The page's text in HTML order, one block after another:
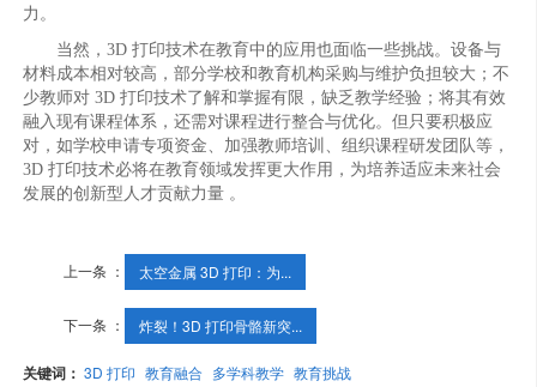
力。
当然，3D 打印技术在教育中的应用也面临一些挑战。设备与
材料成本相对较高，部分学校和教育机构采购与维护负担较大；不
少教师对 3D 打印技术了解和掌握有限，缺乏教学经验；将其有效
融入现有课程体系，还需对课程进行整合与优化。但只要积极应
对，如学校申请专项资金、加强教师培训、组织课程研发团队等，
3D 打印技术必将在教育领域发挥更大作用，为培养适应未来社会
发展的创新型人才贡献力量 。
上一条 ： 太空金属 3D 打印：为...
下一条 ： 炸裂！3D 打印骨骼新突...
关键词：3D 打印 教育融合 多学科教学 教育挑战